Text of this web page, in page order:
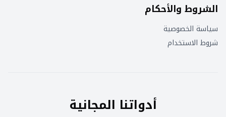
الشروط والأحكام
سياسة الخصوصية
شروط الاستخدام
أدواتنا المجانية